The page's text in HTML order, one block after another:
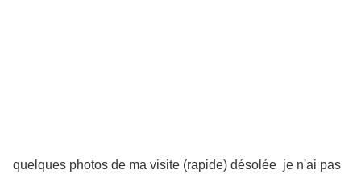
quelques photos de ma visite (rapide) désolée je n'ai pas